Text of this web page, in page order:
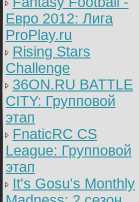
Евро 2012: Лига
ProPlay.ru
Rising Stars
Challenge
36ON.RU BATTLE
CITY: Групповой
этап
FnaticRC CS
League: Групповой
этап
It's Gosu's Monthly